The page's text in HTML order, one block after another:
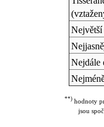
Nejdále
**) hodnoty
jsou